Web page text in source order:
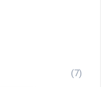
(7)